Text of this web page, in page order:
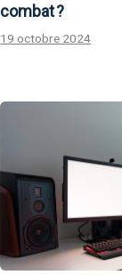
combat ?
19 octobre 2024